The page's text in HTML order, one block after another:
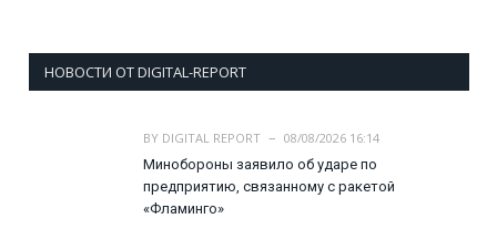
НОВОСТИ ОТ DIGITAL-REPORT
BY DIGITAL REPORT
08/08/2026 16:14
Минобороны заявило об ударе по
предприятию, связанному с ракетой
«Фламинго»